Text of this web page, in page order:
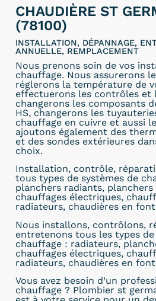
CHAUDIÈRE ST
(78100)
INSTALLATION, DÉPANNAGE,
ANNUELLE, REMPLACEMENT
Nous prenons soin de vos
chauffage. Nous assurerons
réglerons la température de
effectuerons les contrôles et
changerons les composants
HS, changerons les
chauffage en cuivre et aussi
ajoutons également des
et des sondes extérieures
choix.
Installation, contrôle,
tous types de systèmes de
planchers radiants,
chauffages électriques,
radiateurs, chaudières en
Nous installons, contrôlons,
entretenons tous les types de
chauffage : radiateurs,
chauffages électriques,
radiateurs, chaudières en
Vous avez besoin d’un
chauffage ? Plombier st